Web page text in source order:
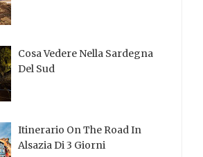
Cosa Vedere Nella Sardegna
Del Sud
Itinerario On The Road In
Alsazia Di 3 Giorni